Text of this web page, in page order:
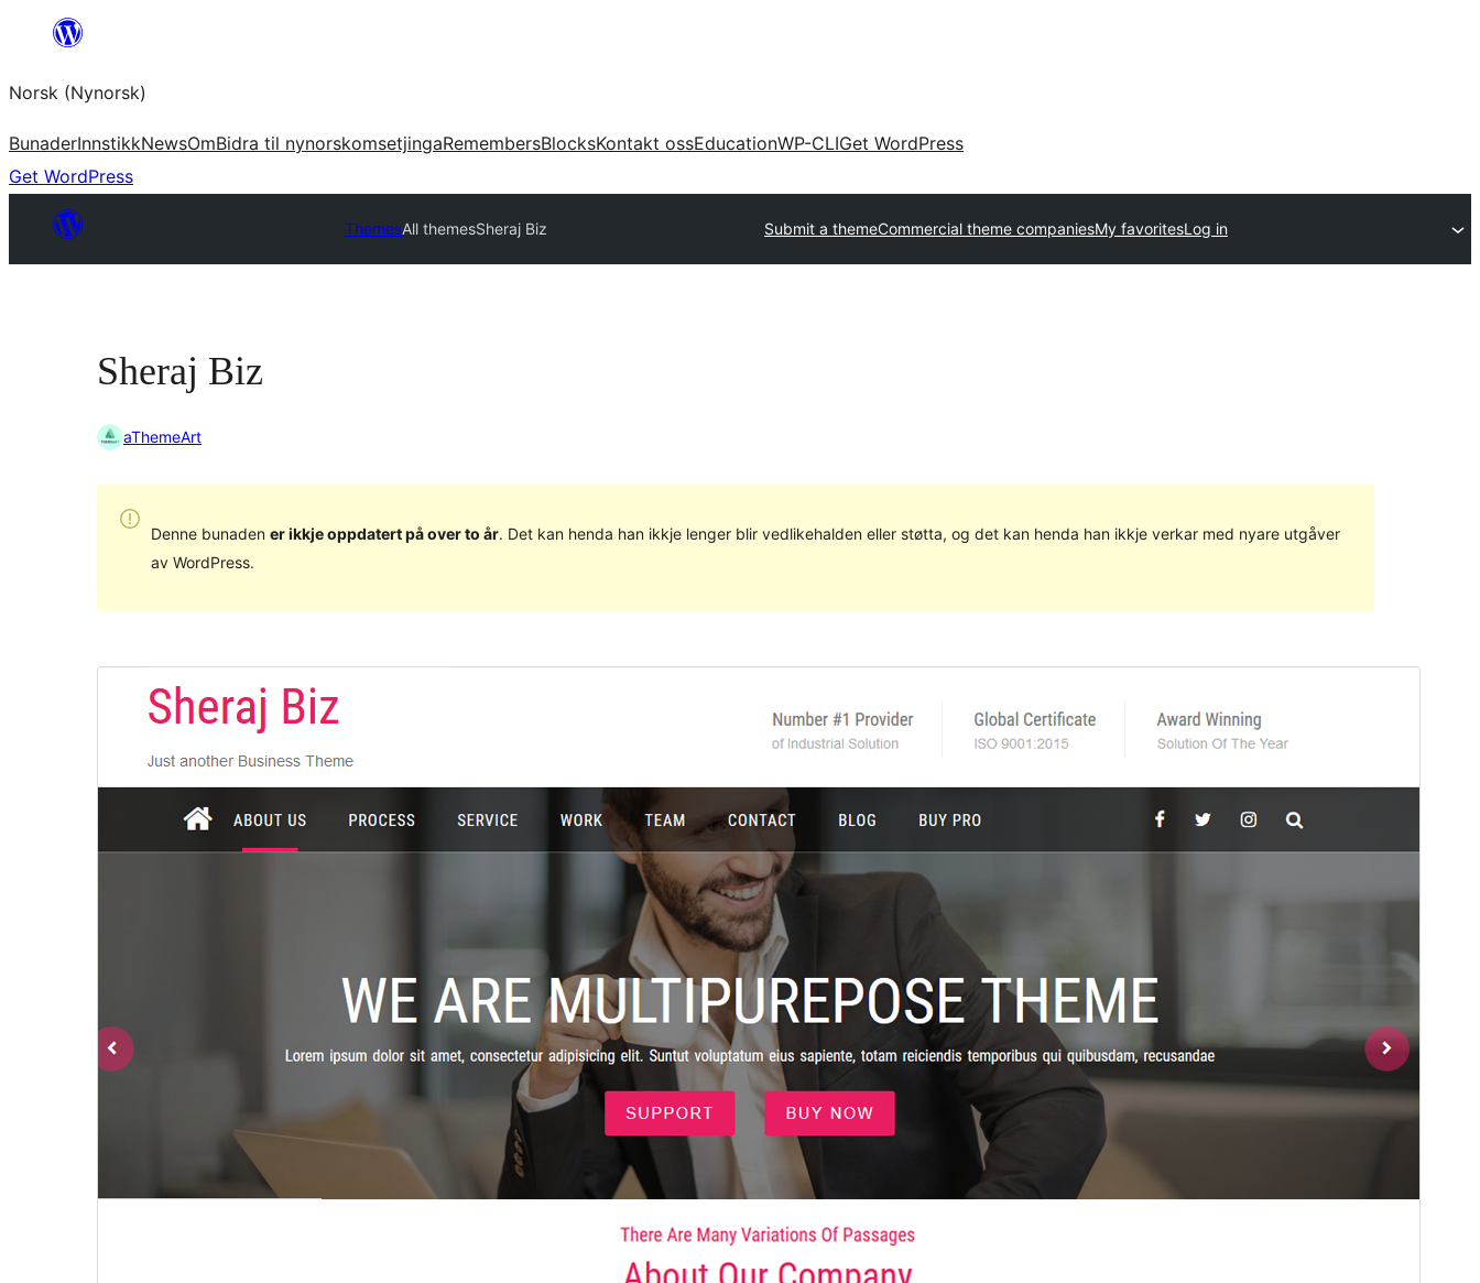
content
Norsk (Nynorsk)
BunaderInnstikkNewsOmBidra til nynorskomsetjingaRemembersBlocksKontakt ossEducationWP-CLIGet WordPress
Get WordPress
ThemesAll themesSheraj Biz Submit a themeCommercial theme companiesMy favoritesLog in
Sheraj Biz
aThemeArt
Denne bunaden er ikkje oppdatert på over to år. Det kan henda han ikkje lenger blir vedlikehalden eller støtta, og det kan henda han ikkje verkar med nyare utgåver
av WordPress.
Dette er ein underbunad tilBC Business
Versjon
1.0